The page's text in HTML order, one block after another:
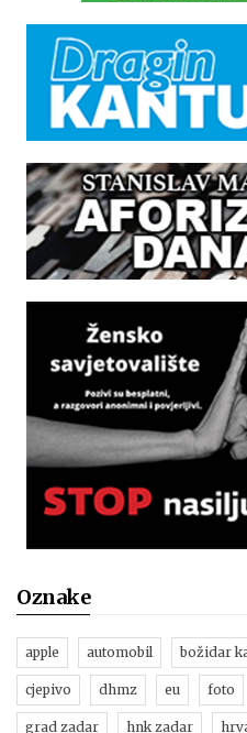
Oznake
apple automobil božidar
cjepivo dhmz eu foto
grad zadar hnk zadar